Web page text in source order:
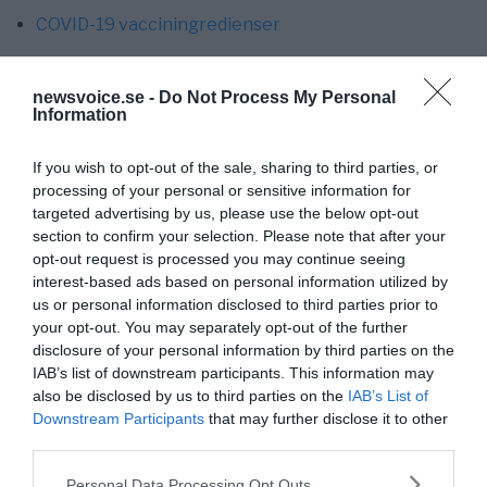
newsvoice.se - Do Not Process My Personal
Information
If you wish to opt-out of the sale, sharing to third parties, or
processing of your personal or sensitive information for
targeted advertising by us, please use the below opt-out
section to confirm your selection. Please note that after your
opt-out request is processed you may continue seeing
interest-based ads based on personal information utilized by
us or personal information disclosed to third parties prior to
your opt-out. You may separately opt-out of the further
disclosure of your personal information by third parties on the
IAB’s list of downstream participants. This information may
also be disclosed by us to third parties on the IAB’s List of
Downstream Participants that may further disclose it to other
Please note that this website/app uses one or more Google
COVID-19 vacciningredienser
NewsVoice redaktion
nyheter@newsvoice.se